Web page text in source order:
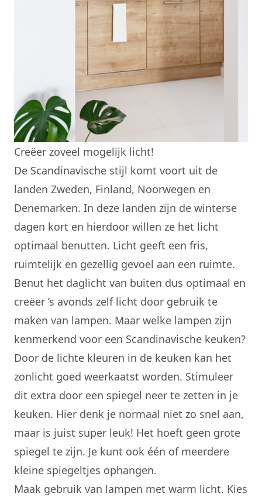
Creëer zoveel mogelijk licht!
De Scandinavische stijl komt voort uit de
landen Zweden, Finland, Noorwegen en
Denemarken. In deze landen zijn de winterse
dagen kort en hierdoor willen ze het licht
optimaal benutten. Licht geeft een fris,
ruimtelijk en gezellig gevoel aan een ruimte.
Benut het daglicht van buiten dus optimaal en
creëer ’s avonds zelf licht door gebruik te
maken van lampen. Maar welke lampen zijn
kenmerkend voor een Scandinavische keuken?
Door de lichte kleuren in de keuken kan het
zonlicht goed weerkaatst worden. Stimuleer
dit extra door een spiegel neer te zetten in je
keuken. Hier denk je normaal niet zo snel aan,
maar is juist super leuk! Het hoeft geen grote
spiegel te zijn. Je kunt ook één of meerdere
kleine spiegeltjes ophangen.
Maak gebruik van lampen met warm licht. Kies